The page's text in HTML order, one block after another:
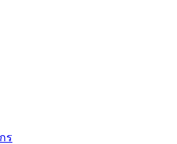
ร